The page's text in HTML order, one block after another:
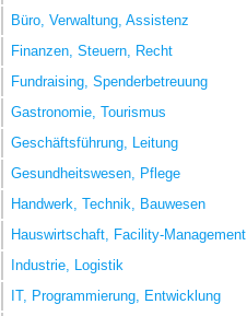
Büro, Verwaltung, Assistenz
Finanzen, Steuern, Recht
Fundraising, Spenderbetreuung
Gastronomie, Tourismus
Geschäftsführung, Leitung
Gesundheitswesen, Pflege
Handwerk, Technik, Bauwesen
Hauswirtschaft, Facility-Management
Industrie, Logistik
IT, Programmierung, Entwicklung